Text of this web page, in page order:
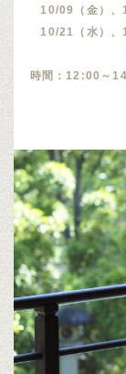
10/09（金）、
10/21（水）、
時間：12:00～